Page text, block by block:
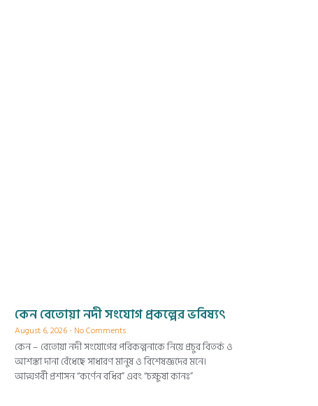
কেন বেতোয়া নদী সংযোগ প্রকল্পের ভবিষ্যৎ
August 6, 2026 No Comments
কেন – বেতোয়া নদী সংযোগের পরিকল্পনাকে নিয়ে প্রচুর বিতর্ক ও
আশঙ্কা দানা বেঁধেছে সাধারণ মানুষ ও বিশেষজ্ঞদের মনে।
আত্মগর্বী প্রশাসন “কর্ণেন বধির” এবং “চক্ষুষা কানঃ”